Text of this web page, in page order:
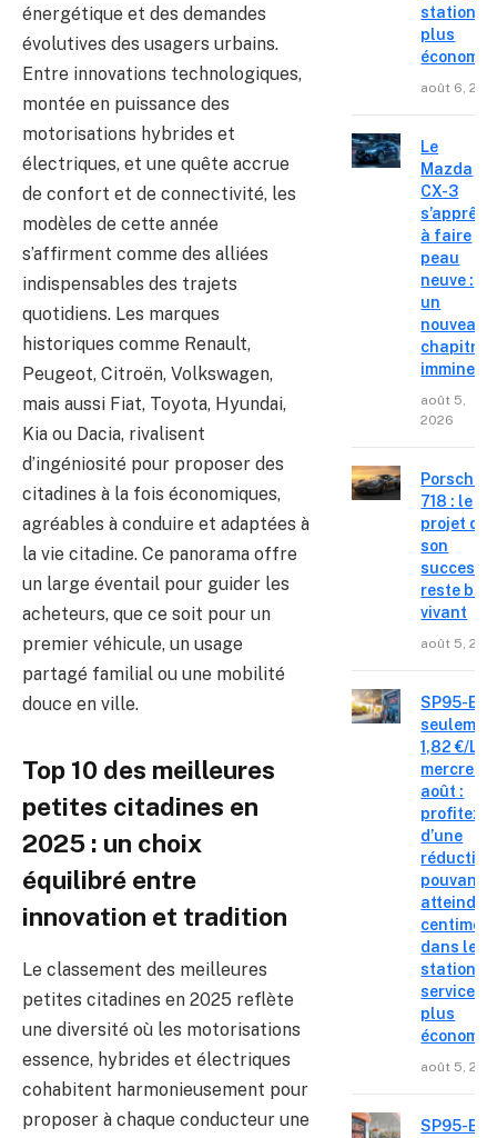
énergétique et des demandes
évolutives des usagers urbains.
Entre innovations technologiques,
montée en puissance des
motorisations hybrides et
électriques, et une quête accrue
de confort et de connectivité, les
modèles de cette année
s’affirment comme des alliées
indispensables des trajets
quotidiens. Les marques
historiques comme Renault,
Peugeot, Citroën, Volkswagen,
mais aussi Fiat, Toyota, Hyundai,
Kia ou Dacia, rivalisent
d’ingéniosité pour proposer des
citadines à la fois économiques,
agréables à conduire et adaptées à
la vie citadine. Ce panorama offre
un large éventail pour guider les
acheteurs, que ce soit pour un
premier véhicule, un usage
partagé familial ou une mobilité
douce en ville.
Top 10 des meilleures
petites citadines en
2025 : un choix
équilibré entre
innovation et tradition
Le classement des meilleures
petites citadines en 2025 reflète
une diversité où les motorisations
essence, hybrides et électriques
cohabitent harmonieusement pour
proposer à chaque conducteur une
stations
plus
août 6,
Le
Mazda
CX-3
s’apprête
à faire
peau
neuve :
un
nouveau
chapitre
imminent
août 5,
2026
Porsche
718 : le
projet de
son
reste bien
vivant
août 5,
SP95-E10
1,82 €/L
mercredi
août :
profitez
d’une
réduction
pouvant
atteindre
centimes
dans les
stations-
service
plus
août 5,
SP95-E10